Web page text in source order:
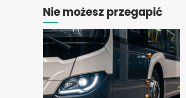
Nie możesz przegapić